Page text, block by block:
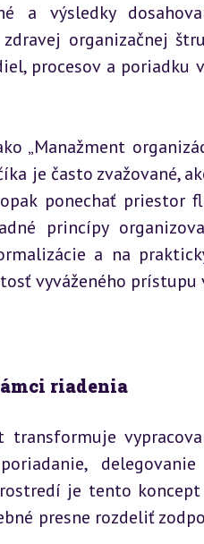
a výsledky
organizačnej
procesov a poriadku
„Manažment
je často zvažované,
ponechať
princípy
a na
vyváženého
riadenia
je tento
presne rozdeliť